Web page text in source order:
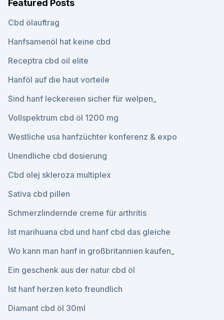
Featured Posts
Cbd ölauftrag
Hanfsamenöl hat keine cbd
Receptra cbd oil elite
Hanföl auf die haut vorteile
Sind hanf leckereien sicher für welpen_
Vollspektrum cbd öl 1200 mg
Westliche usa hanfzüchter konferenz & expo
Unendliche cbd dosierung
Cbd olej skleroza multiplex
Sativa cbd pillen
Schmerzlindernde creme für arthritis
Ist marihuana cbd und hanf cbd das gleiche
Wo kann man hanf in großbritannien kaufen_
Ein geschenk aus der natur cbd öl
Ist hanf herzen keto freundlich
Diamant cbd öl 30ml